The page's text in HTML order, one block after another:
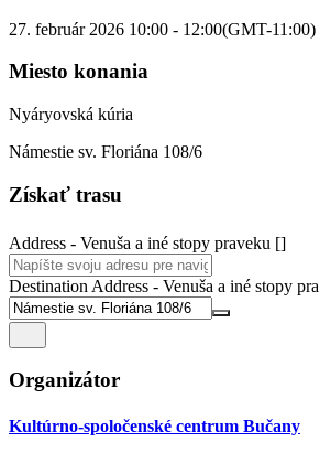
27. február 2026 10:00 - 12:00(GMT-11:00)
Miesto konania
Nyáryovská kúria
Námestie sv. Floriána 108/6
Získať trasu
Address - Venuša a iné stopy praveku []
Destination Address - Venuša a iné stopy
Organizátor
Kultúrno-spoločenské centrum Bučany